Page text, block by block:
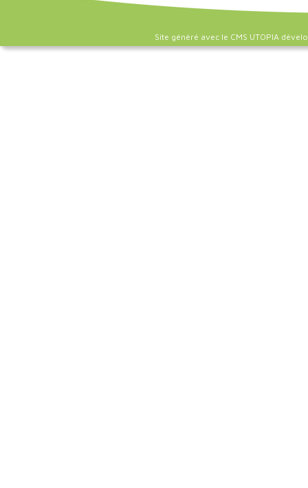
Site généré avec le CMS UTOPIA